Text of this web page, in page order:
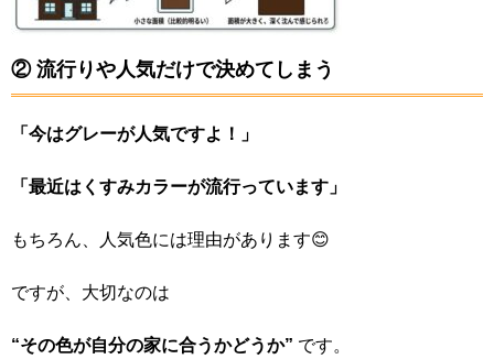
② 流行りや人気だけで決めてしまう
「今はグレーが人気ですよ！」
「最近はくすみカラーが流行っています」
もちろん、人気色には理由があります😊
ですが、大切なのは
“その色が自分の家に合うかどうか” です。